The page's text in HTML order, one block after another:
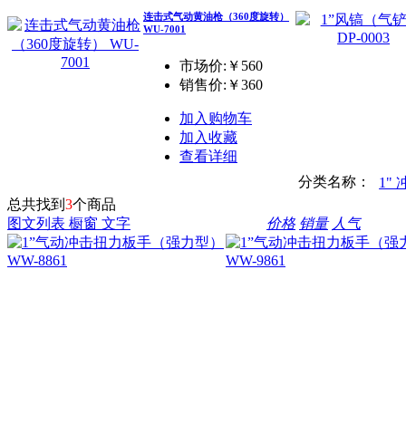
连击式气动黄油枪（360度旋转）
WU-7001
市场价:￥560
销售价: ￥360
加入购物车
加入收藏
查看详细
分类名称：
1"
总共找到 3个商品
图文列表 橱窗 文字 价格 销量 人气